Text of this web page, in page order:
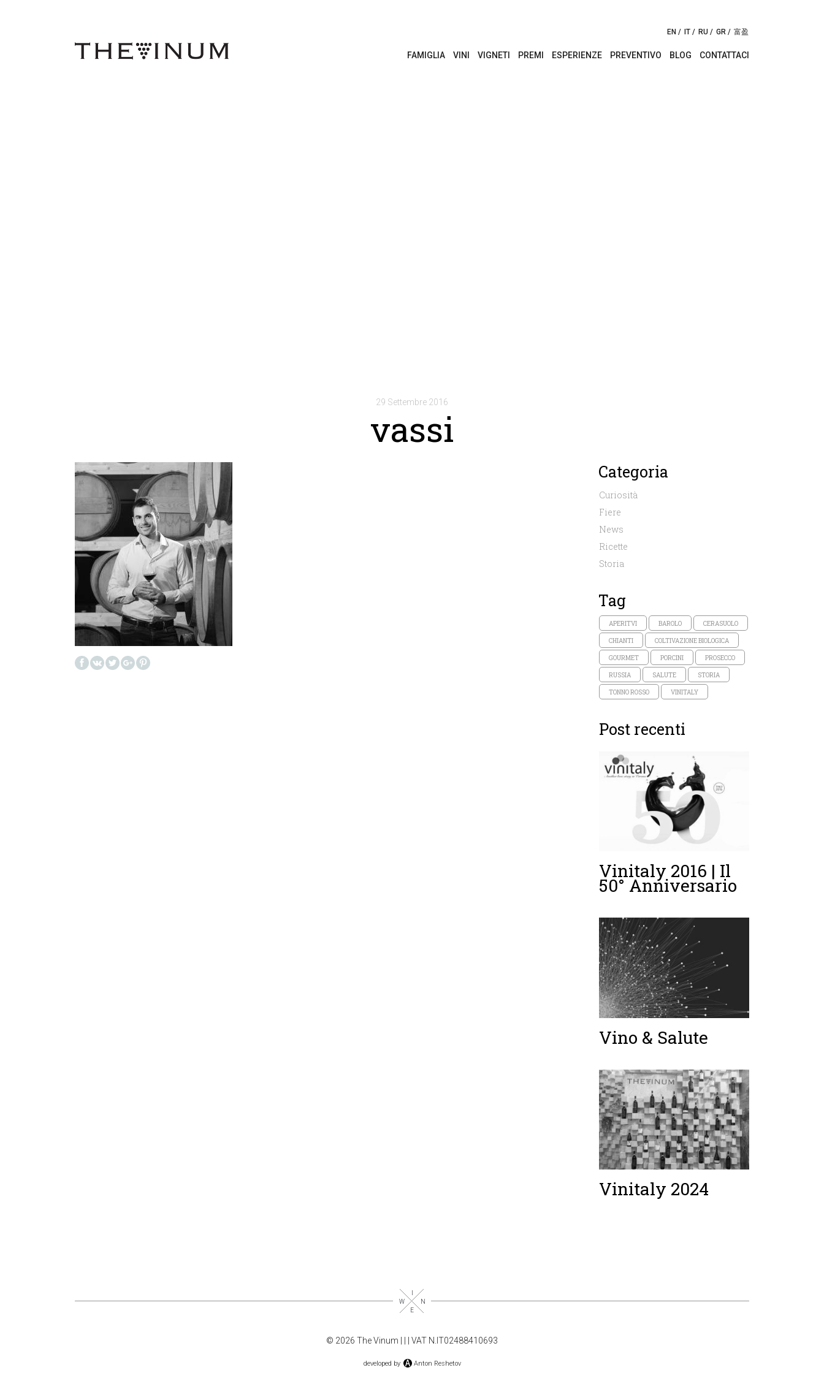
EN IT RU GR 富盈
FAMIGLIA VINI VIGNETI PREMI ESPERIENZE PREVENTIVO BLOG CONTATTACI
29 Settembre 2016
vassi
Categoria
Curiosità
Fiere
News
Ricette
Storia
Tag
APERITVI BAROLO CERASUOLO
CHIANTI COLTIVAZIONE BIOLOGICA
GOURMET PORCINI PROSECCO
RUSSIA SALUTE STORIA
TONNO ROSSO VINITALY
Post recenti
Vinitaly 2016 | Il
50° Anniversario
Vino & Salute
Vinitaly 2024
© 2026 The Vinum | | VAT N.IT02488410693
developed by Anton Reshetov